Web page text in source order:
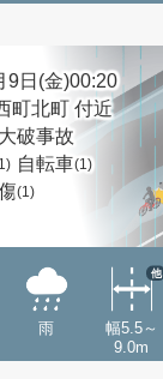
9日(金)00:20
町北町 付近
破事故
自転車(1)
(1)
雨
幅5.5～
9.0m
他